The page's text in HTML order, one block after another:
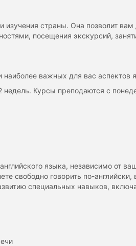
изучения страны. Она позволит вам
посещения экскурсий,
наиболее важных для вас аспектов
Курсы преподаются с
языка, независимо от
свободно говорить по-английски,
специальных навыков,